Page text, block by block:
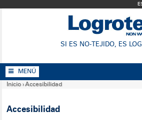
SI ES NO-TEJIDO, ES
MENÚ
Inicio›Accesibilidad
Accesibilidad